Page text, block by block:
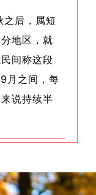
后，属短
地区，就
间称这段
月之间，每
说持续半